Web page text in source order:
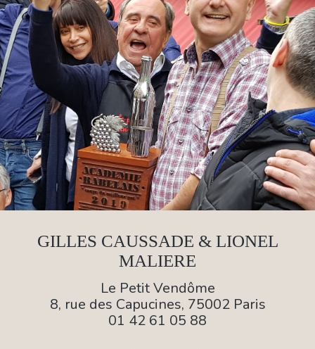
GILLES CAUSSADE & LIONEL
MALIERE
Le Petit Vendôme
8, rue des Capucines, 75002 Paris
01 42 61 05 88